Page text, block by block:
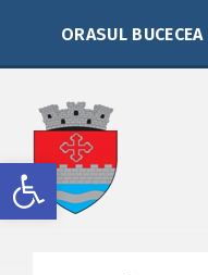
Deschide bara de unelte
sidebar
ORASUL BUCECEA